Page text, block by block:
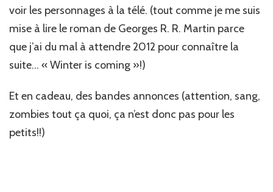
voir les personnages à la télé. (tout comme je me suis
mise à lire le roman de Georges R. R. Martin parce
que j’ai du mal à attendre 2012 pour connaître la
suite… « Winter is coming »!)
Et en cadeau, des bandes annonces (attention, sang,
zombies tout ça quoi, ça n’est donc pas pour les
petits!!)